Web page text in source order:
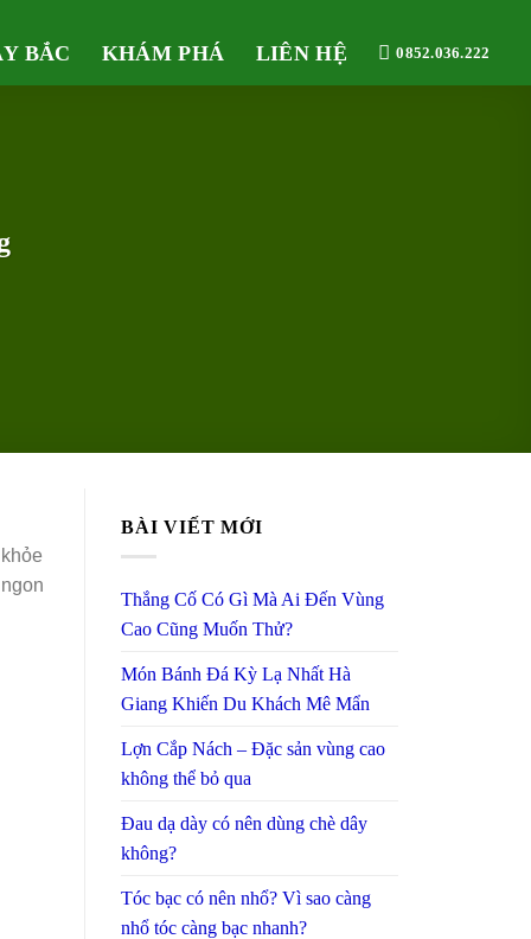
BẮC KHÁM PHÁ LIÊN HỆ 0852.036.222
BÀI VIẾT MỚI
Thắng Cố Có Gì Mà Ai Đến Vùng
Cao Cũng Muốn Thử?
Món Bánh Đá Kỳ Lạ Nhất Hà
Giang Khiến Du Khách Mê Mẩn
Lợn Cắp Nách – Đặc sản vùng cao
không thể bỏ qua
Đau dạ dày có nên dùng chè dây
không?
Tóc bạc có nên nhổ? Vì sao càng
nhổ tóc càng bạc nhanh?